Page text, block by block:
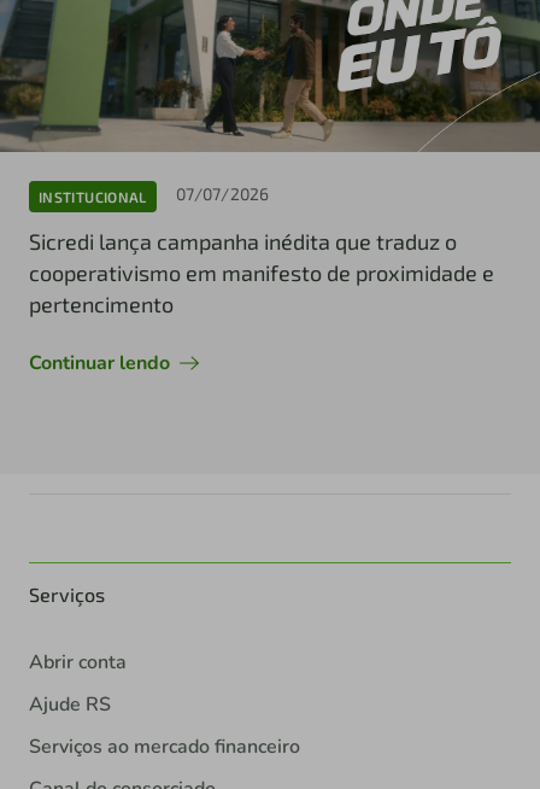
INSTITUCIONAL 07/07/2026
Sicredi lança campanha inédita que traduz o
cooperativismo em manifesto de proximidade e
pertencimento
Continuar lendo
Serviços
Abrir conta
Ajude RS
Serviços ao mercado financeiro